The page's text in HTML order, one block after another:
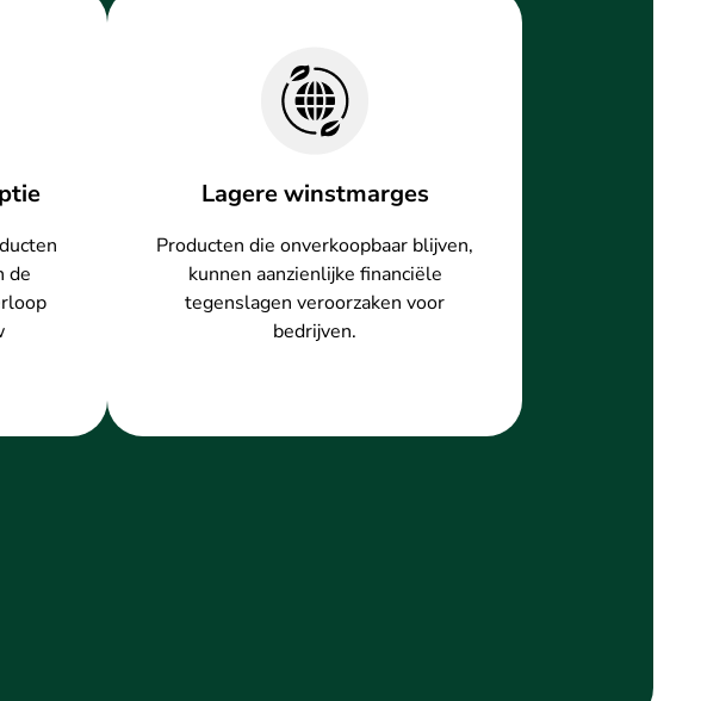
de
Lagere winstmarges
Producten die onverkoopbaar blijven,
kunnen aanzienlijke financiële
tegenslagen veroorzaken voor
bedrijven.